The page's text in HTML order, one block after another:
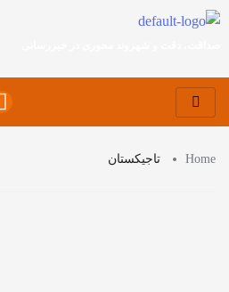
Home تاجیکستان